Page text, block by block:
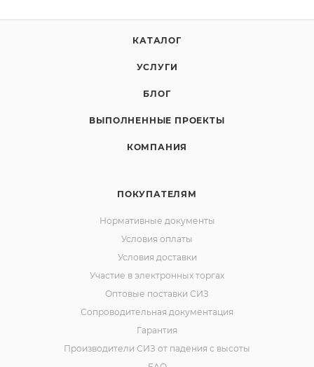
КАТАЛОГ
УСЛУГИ
БЛОГ
ВЫПОЛНЕННЫЕ ПРОЕКТЫ
КОМПАНИЯ
ПОКУПАТЕЛЯМ
Нормативные документы
Условия оплаты
Условия доставки
Участие в электронных торгах
Оптовые поставки СИЗ
Сопроводительная документация
Гарантия
Производители СИЗ от падения с высоты